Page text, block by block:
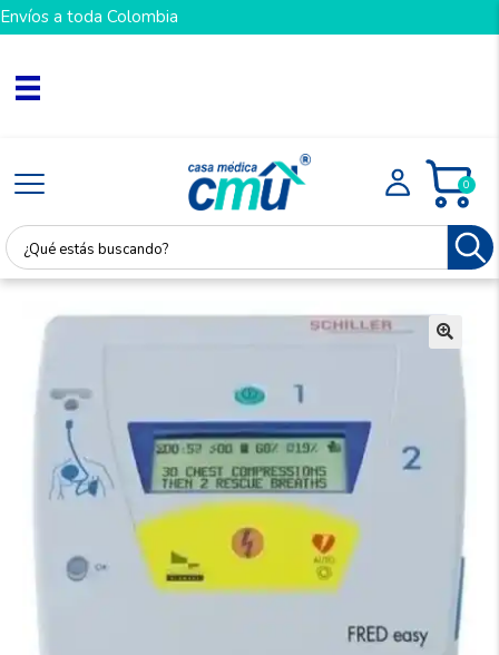
Envíos a toda Colombia
0